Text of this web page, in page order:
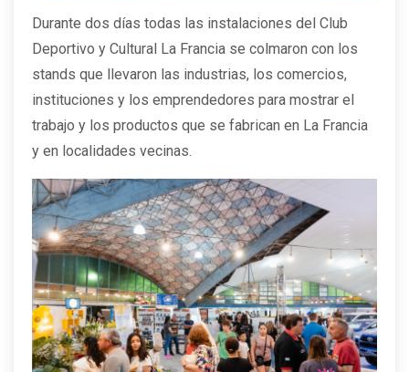
Durante dos días todas las instalaciones del Club
Deportivo y Cultural La Francia se colmaron con los
stands que llevaron las industrias, los comercios,
instituciones y los emprendedores para mostrar el
trabajo y los productos que se fabrican en La Francia
y en localidades vecinas.